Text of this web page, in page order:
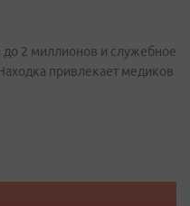
2 миллионов и служебное
привлекает медиков